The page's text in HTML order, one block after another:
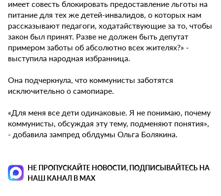
имеет совесть блокировать предоставление льготы на
питание для тех же детей-инвалидов, о которых нам
рассказывают педагоги, ходатайствующие за то, чтобы
закон был принят. Разве не должен быть депутат
примером заботы об абсолютно всех жителях?» -
выступила народная избранница.
Она подчеркнула, что коммунисты заботятся
исключительно о самопиаре.
«Для меня все дети одинаковые. Я не понимаю, почему
коммунисты, обсуждая эту тему, подменяют понятия»,
- добавила зампред облдумы Ольга Болякина.
НЕ ПРОПУСКАЙТЕ НОВОСТИ, ПОДПИСЫВАЙТЕСЬ НА
НАШ КАНАЛ В MAX